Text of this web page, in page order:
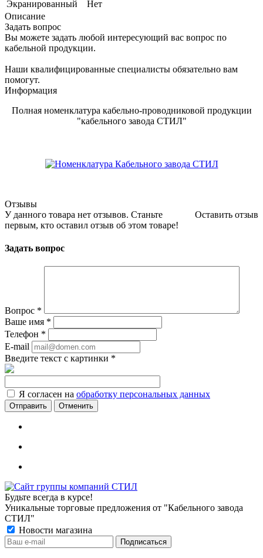
Экранированный
Нет
Описание
Задать вопрос
Вы можете задать любой интересующий вас вопрос по
кабельной продукции.
Наши квалифицированные специалисты обязательно вам
помогут.
Информация
Полная номенклатура кабельно-проводниковой продукции
"кабельного завода СТИЛ"
Отзывы
Оставить отзыв
У данного товара нет отзывов. Станьте
первым, кто оставил отзыв об этом товаре!
Задать вопрос
Вопрос *
Ваше имя *
Телефон *
E-mail
Введите текст с картинки *
Я согласен на обработку персональных данных
Отменить
Будьте всегда в курсе!
Уникальные торговые предложения от "Кабельного завода
СТИЛ"
Новости магазина